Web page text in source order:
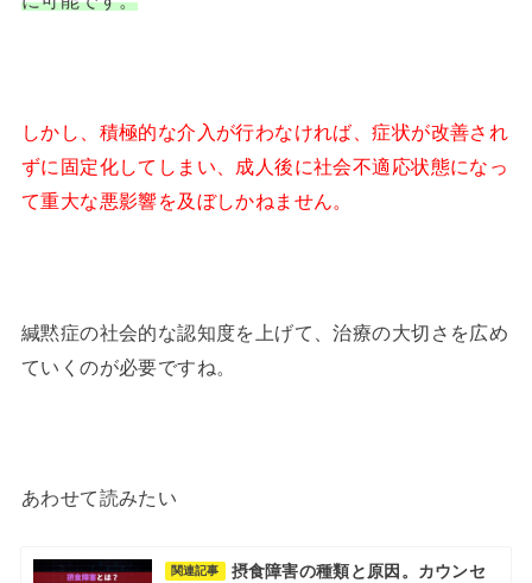
しかし、積極的な介入が行わなければ、症状が改善され
ずに固定化してしまい、成人後に社会不適応状態になっ
て重大な悪影響を及ぼしかねません。
緘黙症の社会的な認知度を上げて、治療の大切さを広め
ていくのが必要ですね。
あわせて読みたい
関連記事
摂食障害の種類と原因。カウンセ